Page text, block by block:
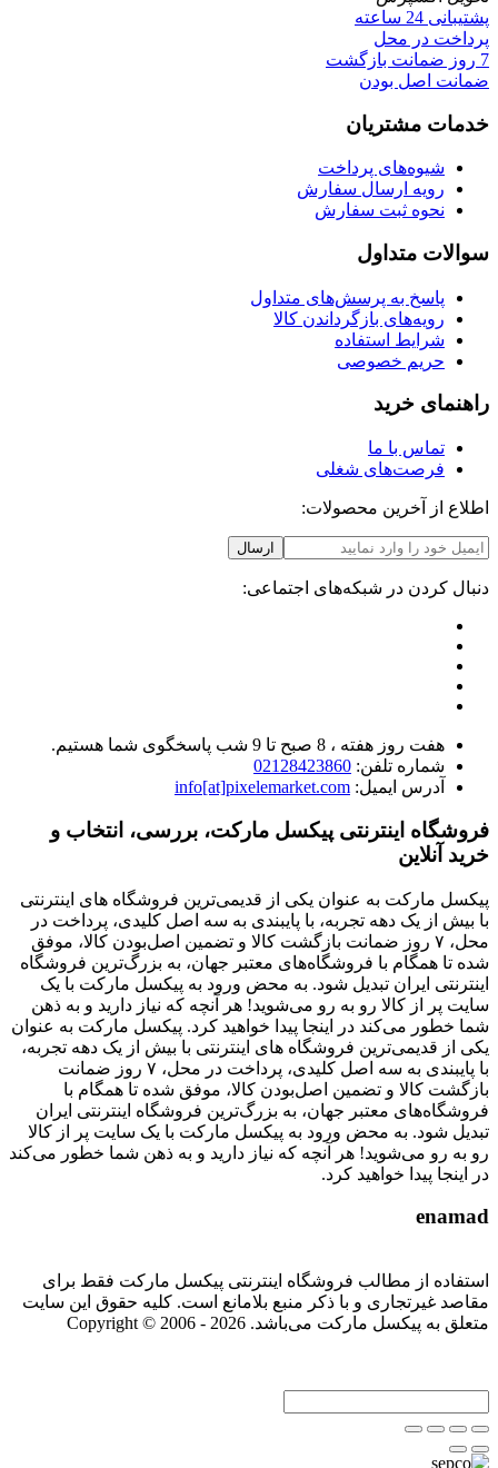
پشتیبانی 24 ساعته
پرداخت در محل
7 روز ضمانت بازگشت
ضمانت اصل بودن
خدمات مشتریان
شیوه‌های پرداخت
رویه ارسال سفارش
نحوه ثبت سفارش
سوالات متداول
پاسخ به پرسش‌های متداول
رویه‌های بازگرداندن کالا
شرایط استفاده
حریم خصوصی
راهنمای خرید
تماس با ما
فرصت‌های شغلی
اطلاع از آخرین محصولات:
ارسال
دنبال کردن در شبکه‌های اجتماعی:
هفت روز هفته ، 8 صبح تا 9 شب پاسخگوی شما هستیم.
شماره تلفن: 02128423860
آدرس ایمیل: info[at]pixelemarket.com
فروشگاه اینترنتی پیکسل مارکت، بررسی، انتخاب و
خرید آنلاین
پیکسل مارکت به عنوان یکی از قدیمی‌ترین فروشگاه های اینترنتی
با بیش از یک دهه تجربه، با پایبندی به سه اصل کلیدی، پرداخت در
محل، ۷ روز ضمانت بازگشت کالا و تضمین اصل‌بودن کالا، موفق
شده تا همگام با فروشگاه‌های معتبر جهان، به بزرگ‌ترین فروشگاه
اینترنتی ایران تبدیل شود. به محض ورود به پیکسل مارکت با یک
سایت پر از کالا رو به رو می‌شوید! هر آنچه که نیاز دارید و به ذهن
شما خطور می‌کند در اینجا پیدا خواهید کرد. پیکسل مارکت به عنوان
یکی از قدیمی‌ترین فروشگاه های اینترنتی با بیش از یک دهه تجربه،
با پایبندی به سه اصل کلیدی، پرداخت در محل، ۷ روز ضمانت
بازگشت کالا و تضمین اصل‌بودن کالا، موفق شده تا همگام با
فروشگاه‌های معتبر جهان، به بزرگ‌ترین فروشگاه اینترنتی ایران
تبدیل شود. به محض ورود به پیکسل مارکت با یک سایت پر از کالا
رو به رو می‌شوید! هر آنچه که نیاز دارید و به ذهن شما خطور می‌کند
در اینجا پیدا خواهید کرد.
enamad
استفاده از مطالب فروشگاه اینترنتی پیکسل مارکت فقط برای
مقاصد غیرتجاری و با ذکر منبع بلامانع است. کلیه حقوق این سایت
متعلق به پیکسل مارکت می‌باشد. Copyright © 2006 - 2026